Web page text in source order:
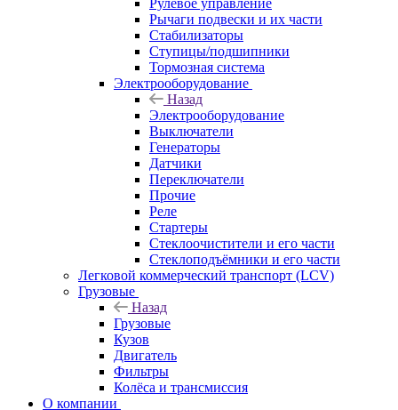
Рулевое управление
Рычаги подвески и их части
Стабилизаторы
Ступицы/подшипники
Тормозная система
Электрооборудование
Назад
Электрооборудование
Выключатели
Генераторы
Датчики
Переключатели
Прочие
Реле
Стартеры
Стеклоочистители и его части
Стеклоподъёмники и его части
Легковой коммерческий транспорт (LCV)
Грузовые
Назад
Грузовые
Кузов
Двигатель
Фильтры
Колёса и трансмиссия
О компании